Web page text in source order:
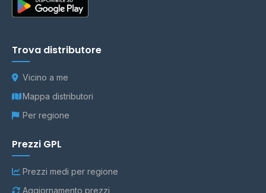
Trova distributore
Vicino a me
Mappa distributori
Per regione
Prezzi GPL
Prezzi medi per regione
Aggiornamento prezzi